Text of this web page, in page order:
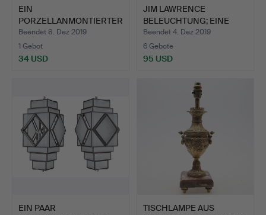
EIN
PORZELLANMONTIERTER
, VERGOLDETER METAL…
Beendet 8. Dez 2019
1 Gebot
34 USD
JIM LAWRENCE
BELEUCHTUNG; EINE
SUITE VON F…
Beendet 4. Dez 2019
6 Gebote
95 USD
EIN PAAR
TISCHLAMPE AUS